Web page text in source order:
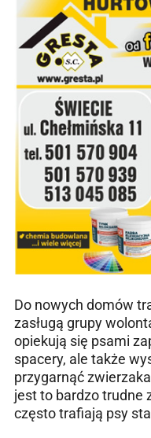
Do nowych domów
zasługą grupy
opiekują się psami
spacery, ale także
przygarnąć
jest to bardzo trudne
często trafiają psy